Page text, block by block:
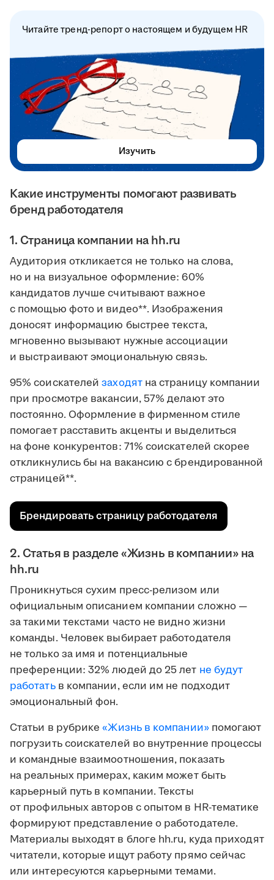
Какие инструменты помогают развивать
бренд работодателя
1. Страница компании на hh.ru
Аудитория откликается не только на слова,
но и на визуальное оформление: 60%
кандидатов лучше считывают важное
с помощью фото и видео**. Изображения
доносят информацию быстрее текста,
мгновенно вызывают нужные ассоциации
и выстраивают эмоциональную связь.
95% соискателейзаходятна страницу компании
при просмотре вакансии, 57% делают это
постоянно. Оформление в фирменном стиле
помогает расставить акценты и выделиться
на фоне конкурентов: 71% соискателей скорее
откликнулись бы на вакансию с брендированной
страницей**.
Брендировать страницу работодателя
2. Статья в разделе «Жизнь в компании» на
hh.ru
Проникнуться сухим пресс-релизом или
официальным описанием компании сложно —
за такими текстами часто не видно жизни
команды. Человек выбирает работодателя
не только за имя и потенциальные
преференции: 32% людей до 25 лет не будут
работатьв компании, если им не подходит
эмоциональный фон.
Статьи в рубрике«Жизнь в компании»помогают
погрузить соискателей во внутренние процессы
и командные взаимоотношения, показать
на реальных примерах, каким может быть
карьерный путь в компании. Тексты
от профильных авторов с опытом в HR-тематике
формируют представление о работодателе.
Материалы выходят в блоге hh.ru, куда приходят
читатели, которые ищут работу прямо сейчас
или интересуются карьерными темами.
Читайте тренд-репорт о настоящем и будущем HR
Изучить